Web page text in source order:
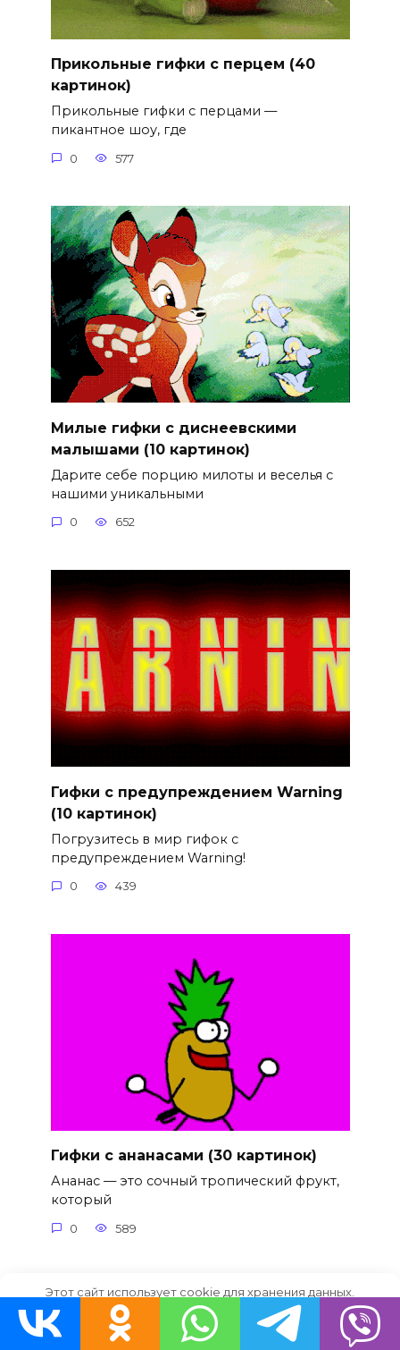
Прикольные гифки с перцем (40
картинок)
Прикольные гифки с перцами —
пикантное шоу, где
0 577
Милые гифки с диснеевскими
малышами (10 картинок)
Дарите себе порцию милоты и веселья с
нашими уникальными
0 652
Гифки с предупреждением Warning
(10 картинок)
Погрузитесь в мир гифок с
предупреждением Warning!
0 439
Гифки с ананасами (30 картинок)
Ананас — это сочный тропический фрукт,
который
0 589
Этот сайт использует cookie для хранения данных.
Продолжая использовать сайт, Вы даете свое согласие на
работу с этими файлами.
OK